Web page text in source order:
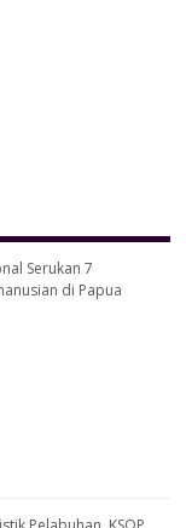
Serukan 7
di Papua